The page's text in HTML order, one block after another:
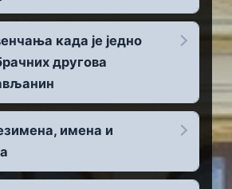
када је једно
другова
имена и